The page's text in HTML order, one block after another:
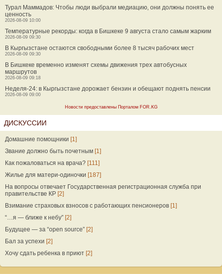
Турал Маммадов: Чтобы люди выбрали медиацию, они должны понять ее
ценность
2026-08-09 10:00
Температурные рекорды: когда в Бишкеке 9 августа стало самым жарким
2026-08-09 09:30
В Кыргызстане остаются свободными более 8 тысяч рабочих мест
2026-08-09 09:30
В Бишкеке временно изменят схемы движения трех автобусных
маршрутов
2026-08-09 09:18
Неделя-24: в Кыргызстане дорожает бензин и обещают поднять пенсии
2026-08-09 09:00
Новости предоставлены Порталом FOR.KG
ДИСКУССИИ
Домашние помощники [1]
Звание должно быть почетным [1]
Как пожаловаться на врача? [111]
Жилье для матери-одиночки [187]
На вопросы отвечает Государственная регистрационная служба при
правительстве КР [2]
Взимание страховых взносов с работающих пенсионеров [1]
“…я — ближе к небу” [2]
Будущее — за “open source” [2]
Бал за успехи [2]
Хочу сдать ребенка в приют [2]